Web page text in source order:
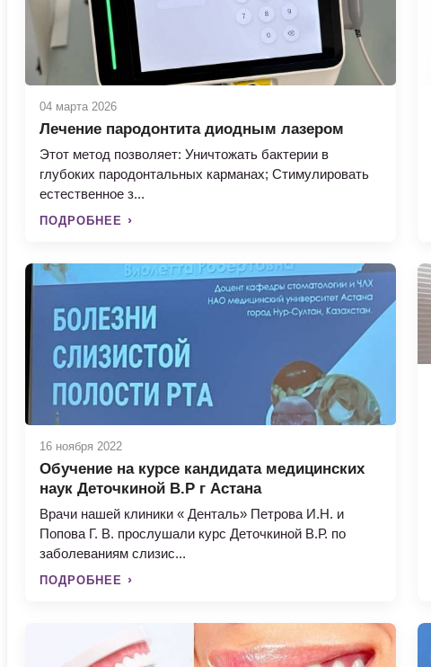
04 марта 2026
Лечение пародонтита диодным лазером
Этот метод позволяет: Уничтожать бактерии в
глубоких пародонтальных карманах; Стимулировать
естественное з...
ПОДРОБНЕЕ
16 ноября 2022
Обучение на курсе кандидата медицинских
наук Деточкиной В.Р г Астана
Врачи нашей клиники « Денталь» Петрова И.Н. и
Попова Г. В. прослушали курс Деточкиной В.Р. по
заболеваниям слизис...
ПОДРОБНЕЕ